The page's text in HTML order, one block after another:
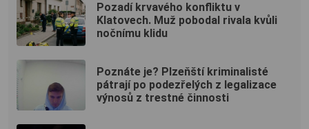
Pozadí krvavého konfliktu v
Klatovech. Muž pobodal rivala kvůli
nočnímu klidu
Poznáte je? Plzeňští kriminalisté
pátrají po podezřelých z legalizace
výnosů z trestné činnosti